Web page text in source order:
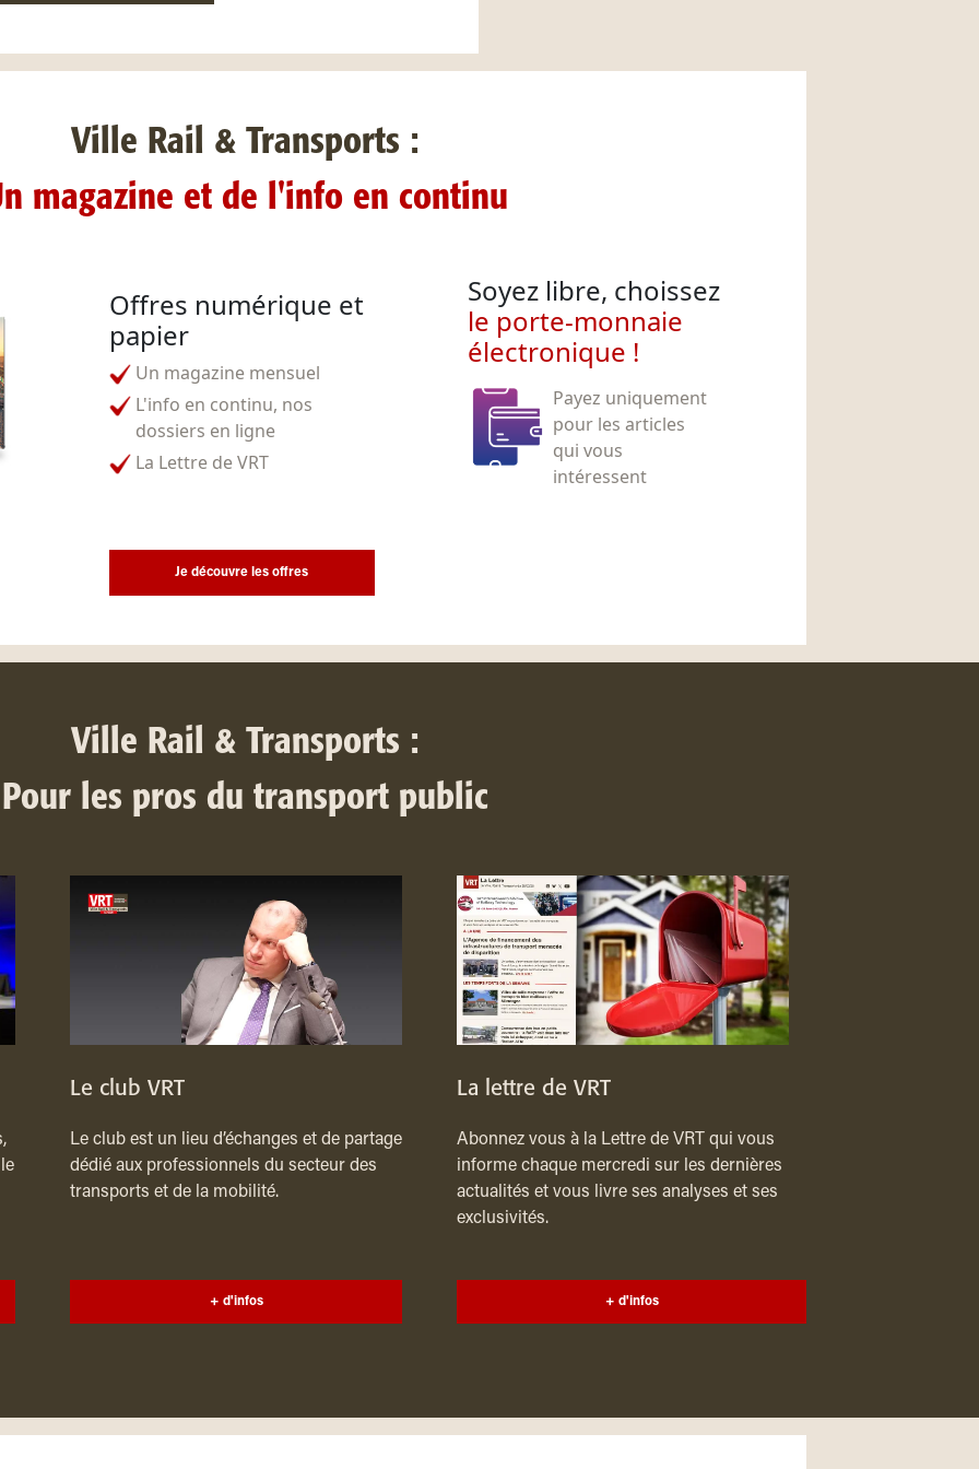
Ville Rail & Transports :
magazine et de l'info en continu
Offres numérique et
papier
Un magazine mensuel
L'info en continu, nos
dossiers en ligne
La Lettre de VRT
Soyez libre, choissez
le porte-monnaie
électronique !
Payez uniquement
pour les articles
qui vous
intéressent
Je découvre les offres
Ville Rail & Transports :
Pour les pros du transport public
Le club VRT
Le club est un lieu d’échanges et de partage
dédié aux professionnels du secteur des
transports et de la mobilité.
+ d'infos
La lettre de VRT
Abonnez vous à la Lettre de VRT qui vous
informe chaque mercredi sur les dernières
actualités et vous livre ses analyses et ses
exclusivités.
+ d'infos